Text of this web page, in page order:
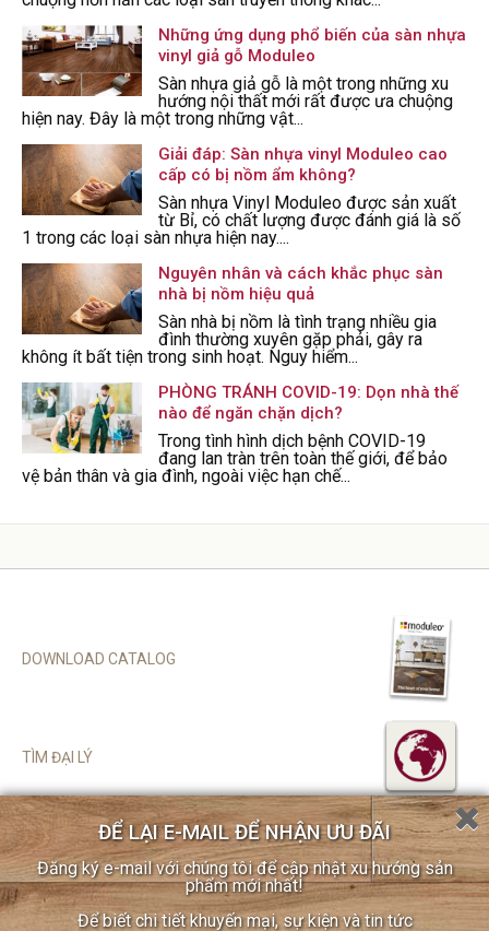
Những ứng dụng phổ biến của sàn nhựa
vinyl giả gỗ Moduleo
Sàn nhựa giả gỗ là một trong những xu
hướng nội thất mới rất được ưa chuộng
hiện nay. Đây là một trong những vật...
Giải đáp: Sàn nhựa vinyl Moduleo cao
cấp có bị nồm ẩm không?
Sàn nhựa Vinyl Moduleo được sản xuất
từ Bỉ, có chất lượng được đánh giá là số
1 trong các loại sàn nhựa hiện nay....
Nguyên nhân và cách khắc phục sàn
nhà bị nồm hiệu quả
Sàn nhà bị nồm là tình trạng nhiều gia
đình thường xuyên gặp phải, gây ra
không ít bất tiện trong sinh hoạt. Nguy hiểm...
PHÒNG TRÁNH COVID-19: Dọn nhà thế
nào để ngăn chặn dịch?
Trong tình hình dịch bệnh COVID-19
đang lan tràn trên toàn thế giới, để bảo
vệ bản thân và gia đình, ngoài việc hạn chế...
DOWNLOAD CATALOG
TÌM ĐẠI LÝ
SITEMAP
CHÍNH SÁCH BẢO MẬT
COOKIE POLICY
ĐỂ LẠI E-MAIL ĐỂ NHẬN ƯU ĐÃI
Đăng ký e-mail với chúng tôi để cập nhật xu hướng sản
phẩm mới nhất!
Để biết chi tiết khuyến mại, sự kiện và tin tức